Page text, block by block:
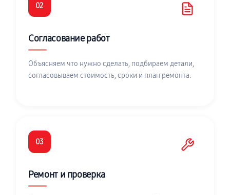
02
Согласование работ
Объясняем что нужно сделать, подбираем детали,
согласовываем стоимость, сроки и план ремонта.
03
Ремонт и проверка